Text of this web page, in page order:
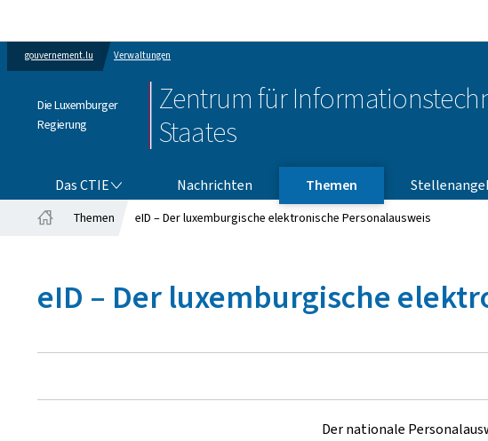
gouvernement.lu Verwaltungen
Die Luxemburger
Regierung
Zentrum für
Staates
Das CTIE Nachrichten Themen
Themen eID – Der luxemburgische elektronische Personalausweis
eID – Der luxemburgische
Der nationale